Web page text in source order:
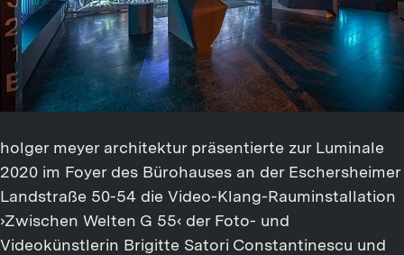
holger meyer architektur präsentierte zur Luminale
2020 im Foyer des Bürohauses an der Eschersheimer
Landstraße 50-54 die Video-Klang-Rauminstallation
›Zwischen Welten G 55‹ der Foto- und
Videokünstlerin Brigitte Satori Constantinescu und